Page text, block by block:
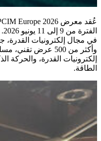
وأكثر من 500 عرض
إلكترونيات القدرة، والحركة
الطاقة.